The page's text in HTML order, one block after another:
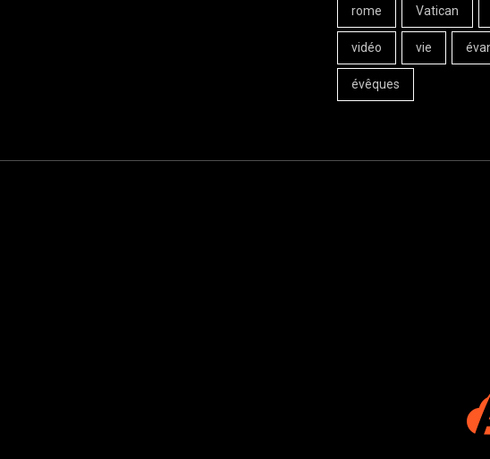
rome Vatican
vidéo vie
évêques